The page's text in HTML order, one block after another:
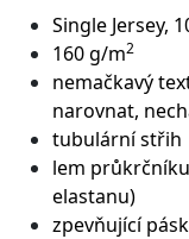
Single Jersey,
160 g/m2
nemačkavý
narovnat,
tubulární střih
lem
elastanu)
zpevňující